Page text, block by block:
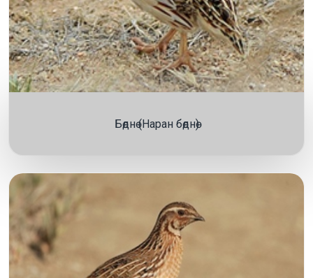
Бөднө (Наран бөднө)